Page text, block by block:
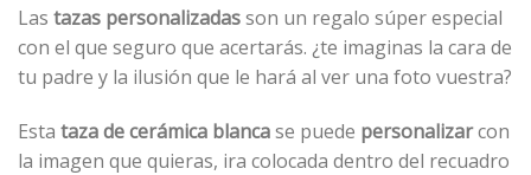
Las tazas personalizadasson un regalo súper especial
con el que seguro que acertarás. ¿te imaginas la cara de
tu padre y la ilusión que le hará al ver una foto vuestra?
Esta taza de cerámica blancase puede personalizarcon
la imagen que quieras, ira colocada dentro del recuadro